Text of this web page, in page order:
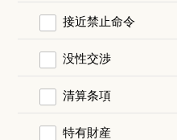
接近禁止命令
没性交渉
清算条項
特有財産